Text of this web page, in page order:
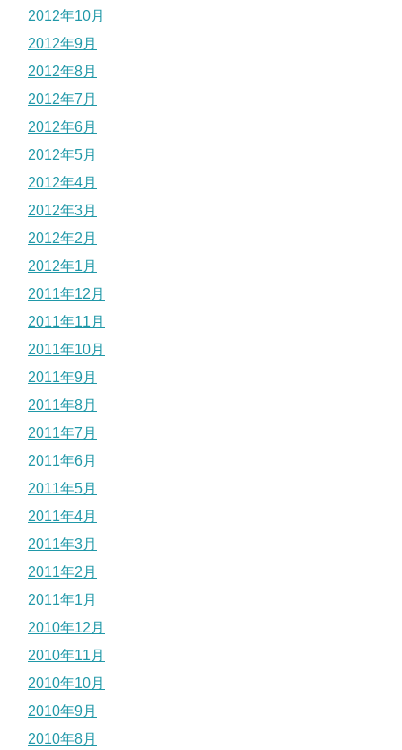
2012年10月
2012年9月
2012年8月
2012年7月
2012年6月
2012年5月
2012年4月
2012年3月
2012年2月
2012年1月
2011年12月
2011年11月
2011年10月
2011年9月
2011年8月
2011年7月
2011年6月
2011年5月
2011年4月
2011年3月
2011年2月
2011年1月
2010年12月
2010年11月
2010年10月
2010年9月
2010年8月